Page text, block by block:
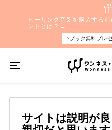
ヒーリング音叉を購入する
ントとは？→
eブック無料プレ
サイトは説明が良